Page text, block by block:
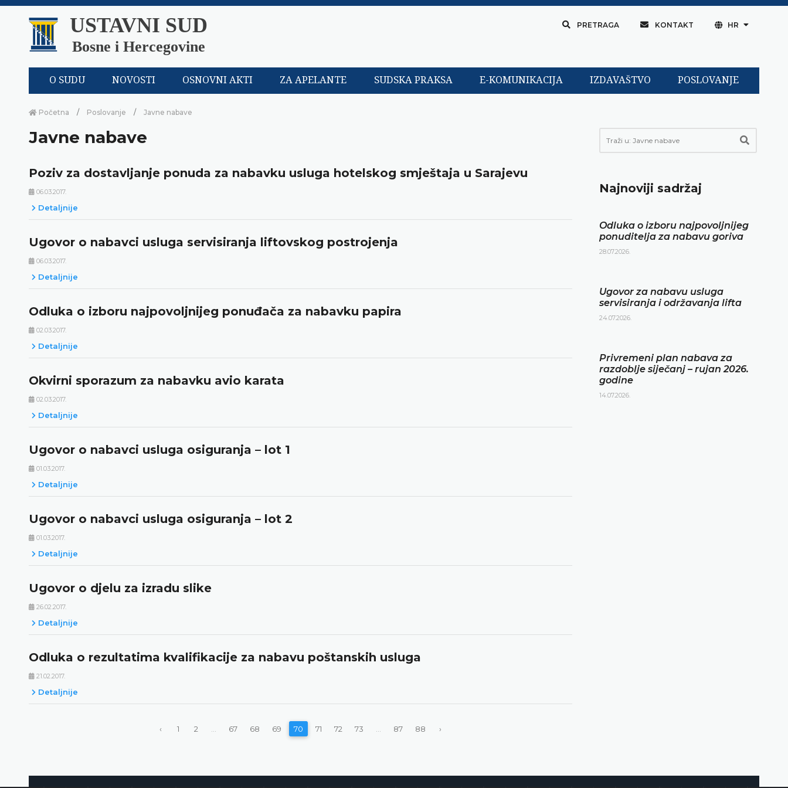
USTAVNI SUD
Bosne i Hercegovine
PRETRAGA KONTAKT HR
O SUDU NOVOSTI OSNOVNI AKTI ZA APELANTE SUDSKA PRAKSA E-KOMUNIKACIJA IZDAVAŠTVO POSLOVANJE
Početna Poslovanje Javne nabave
Javne nabave
Poziv za dostavljanje ponuda za nabavku usluga hotelskog smještaja u Sarajevu
06.03.2017.
Detaljnije
Ugovor o nabavci usluga servisiranja liftovskog postrojenja
06.03.2017.
Detaljnije
Odluka o izboru najpovoljnijeg ponuđača za nabavku papira
02.03.2017.
Detaljnije
Okvirni sporazum za nabavku avio karata
02.03.2017.
Detaljnije
Ugovor o nabavci usluga osiguranja – lot 1
01.03.2017.
Detaljnije
Ugovor o nabavci usluga osiguranja – lot 2
01.03.2017.
Detaljnije
Ugovor o djelu za izradu slike
26.02.2017.
Detaljnije
Odluka o rezultatima kvalifikacije za nabavu poštanskih usluga
21.02.2017.
Detaljnije
‹ 1 2 67 68 69 70 71 72 73 87 88 ›
Najnoviji sadržaj
Odluka o izboru najpovoljnijeg
ponuditelja za nabavu goriva
28.07.2026.
Ugovor za nabavu usluga
servisiranja i održavanja lifta
24.07.2026.
Privremeni plan nabava za
razdoblje siječanj – rujan 2026.
godine
14.07.2026.